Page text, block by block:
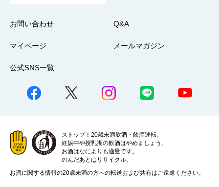
お問い合わせ Q&A
マイページ メールマガジン
公式SNS一覧
ストップ！20歳未満飲酒・飲酒運転。
妊娠中や授乳期の飲酒はやめましょう。
お酒はなによりも適量です。
のんだあとはリサイクル。
お酒に関する情報の20歳未満の方への転送および共有はご遠慮ください。